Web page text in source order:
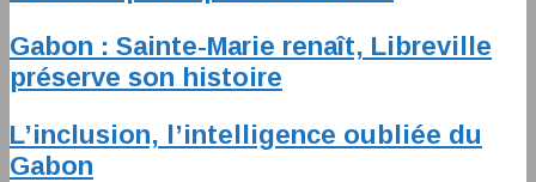
Gabon : Sainte-Marie renaît, Libreville
préserve son histoire
L’inclusion, l’intelligence oubliée du
Gabon